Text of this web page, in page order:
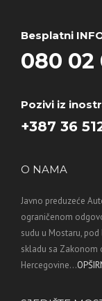
Besplatni
080 02
Pozivi iz
+387 36
O NAMA
Javno preduzeće
ograničenom
sudu u Mostaru,
skladu sa Zakonom
Hercegovine...